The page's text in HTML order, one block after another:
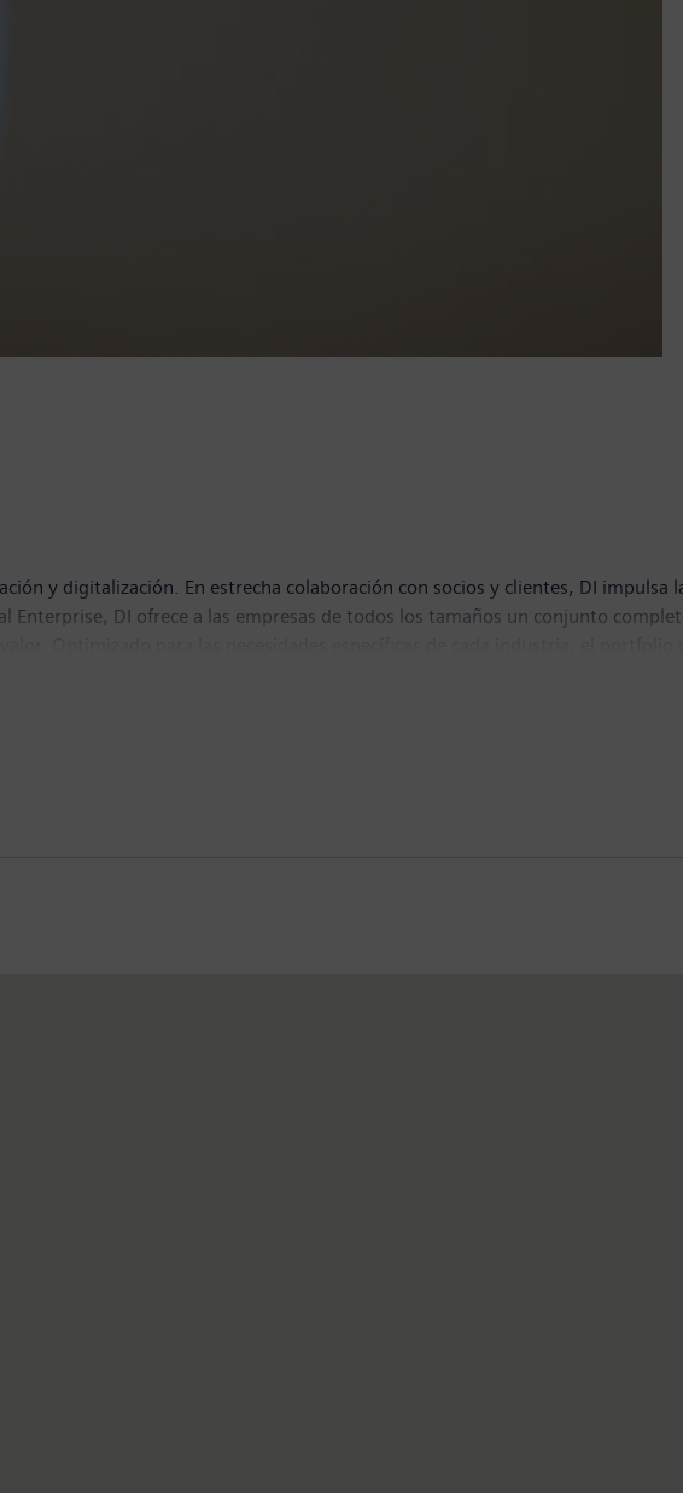
y digitalización. En estrecha colaboración con socios y clientes, DI impulsa
DI ofrece a las empresas de todos los tamaños un conjunto
constantemente innovaciones a su portfolio para integrar las tecnologías de